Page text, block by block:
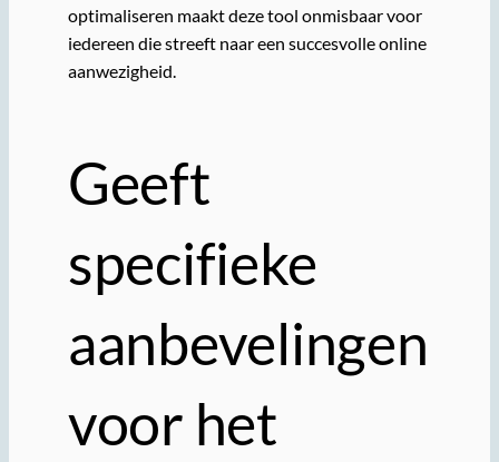
optimaliseren maakt deze tool onmisbaar voor
iedereen die streeft naar een succesvolle online
aanwezigheid.
Geeft
specifieke
aanbevelingen
voor het